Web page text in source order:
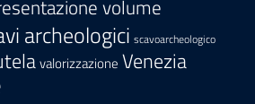
volume
archeologici scavoarcheologico
valorizzazione Venezia